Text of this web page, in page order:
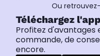
Ou
Téléchargez
Profitez d'avantages
commande, de
encore.